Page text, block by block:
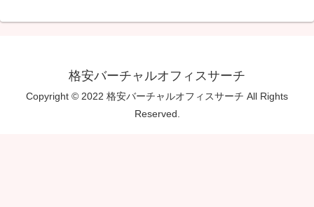
格安バーチャルオフィスサーチ
Copyright © 2022 格安バーチャルオフィスサーチ All Rights
Reserved.